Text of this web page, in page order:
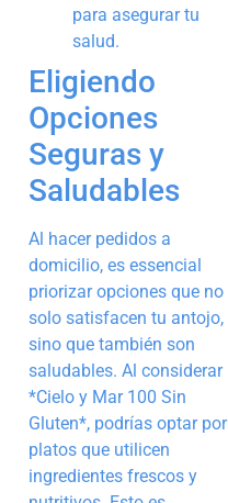
para asegurar tu
salud.
Eligiendo
Opciones
Seguras y
Saludables
Al hacer pedidos a
domicilio, es essencial
priorizar opciones que no
solo satisfacen tu antojo,
sino que también son
saludables. Al considerar
*Cielo y Mar 100 Sin
Gluten*, podrías optar por
platos que utilicen
ingredientes frescos y